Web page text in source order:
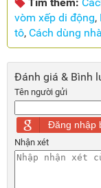
vòm xếp di động,
tô, Cách dùng
Đánh giá & Bình
Tên người gửi
Đăng nhập
Nhận xét